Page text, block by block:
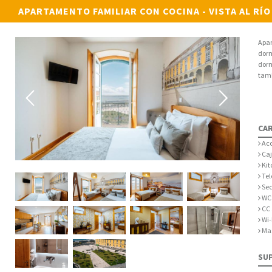
APARTAMENTO FAMILIAR CON COCINA - VISTA AL RÍO